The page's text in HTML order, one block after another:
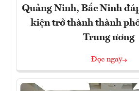
Quảng Ninh, Bắc Ninh
kiện trở thành thành
Trung ương
Đọc ngay